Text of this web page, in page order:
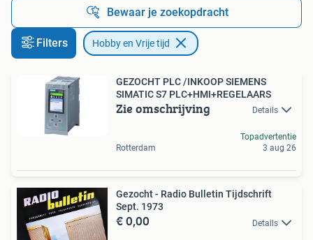
Bewaar je zoekopdracht
Filters Hobby en Vrije tijd
GEZOCHT PLC /INKOOP SIEMENS
SIMATIC S7 PLC+HMI+REGELAARS
Zie omschrijving Details
Rotterdam
Topadvertentie
3 aug 26
Gezocht - Radio Bulletin Tijdschrift
Sept. 1973
€ 0,00 Details